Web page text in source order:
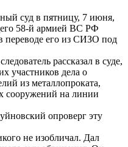
суд в пятницу, 7 июня,
58-й армией ВС РФ
переводе его из СИЗО под
рассказал в суде,
участников дела о
из металлопроката,
сооружений на линии
опроверг эту
не изобличал. Дал